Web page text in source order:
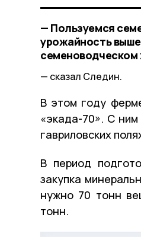
— Пользуемся
урожайность
семеноводческом
сказал Следин.
В этом году
«экада-70». С
гавриловских
В период
закупка
нужно 70 тонн
тонн.